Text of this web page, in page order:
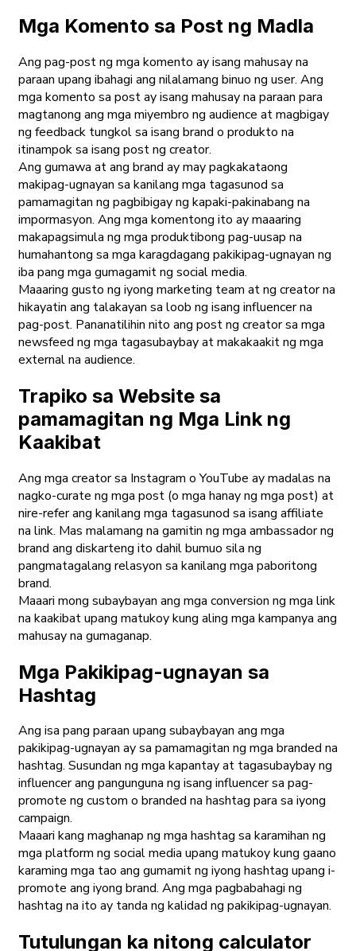
Mga Komento sa Post ng Madla
Ang pag-post ng mga komento ay isang mahusay na
paraan upang ibahagi ang nilalamang binuo ng user. Ang
mga komento sa post ay isang mahusay na paraan para
magtanong ang mga miyembro ng audience at magbigay
ng feedback tungkol sa isang brand o produkto na
itinampok sa isang post ng creator.
Ang gumawa at ang brand ay may pagkakataong
makipag-ugnayan sa kanilang mga tagasunod sa
pamamagitan ng pagbibigay ng kapaki-pakinabang na
impormasyon. Ang mga komentong ito ay maaaring
makapagsimula ng mga produktibong pag-uusap na
humahantong sa mga karagdagang pakikipag-ugnayan ng
iba pang mga gumagamit ng social media.
Maaaring gusto ng iyong marketing team at ng creator na
hikayatin ang talakayan sa loob ng isang influencer na
pag-post. Pananatilihin nito ang post ng creator sa mga
newsfeed ng mga tagasubaybay at makakaakit ng mga
external na audience.
Trapiko sa Website sa
pamamagitan ng Mga Link ng
Kaakibat
Ang mga creator sa Instagram o YouTube ay madalas na
nagko-curate ng mga post (o mga hanay ng mga post) at
nire-refer ang kanilang mga tagasunod sa isang affiliate
na link. Mas malamang na gamitin ng mga ambassador ng
brand ang diskarteng ito dahil bumuo sila ng
pangmatagalang relasyon sa kanilang mga paboritong
brand.
Maaari mong subaybayan ang mga conversion ng mga link
na kaakibat upang matukoy kung aling mga kampanya ang
mahusay na gumaganap.
Mga Pakikipag-ugnayan sa
Hashtag
Ang isa pang paraan upang subaybayan ang mga
pakikipag-ugnayan ay sa pamamagitan ng mga branded na
hashtag. Susundan ng mga kapantay at tagasubaybay ng
influencer ang pangunguna ng isang influencer sa pag-
promote ng custom o branded na hashtag para sa iyong
campaign.
Maaari kang maghanap ng mga hashtag sa karamihan ng
mga platform ng social media upang matukoy kung gaano
karaming mga tao ang gumamit ng iyong hashtag upang i-
promote ang iyong brand. Ang mga pagbabahagi ng
hashtag na ito ay tanda ng kalidad ng pakikipag-ugnayan.
Tutulungan ka nitong calculator